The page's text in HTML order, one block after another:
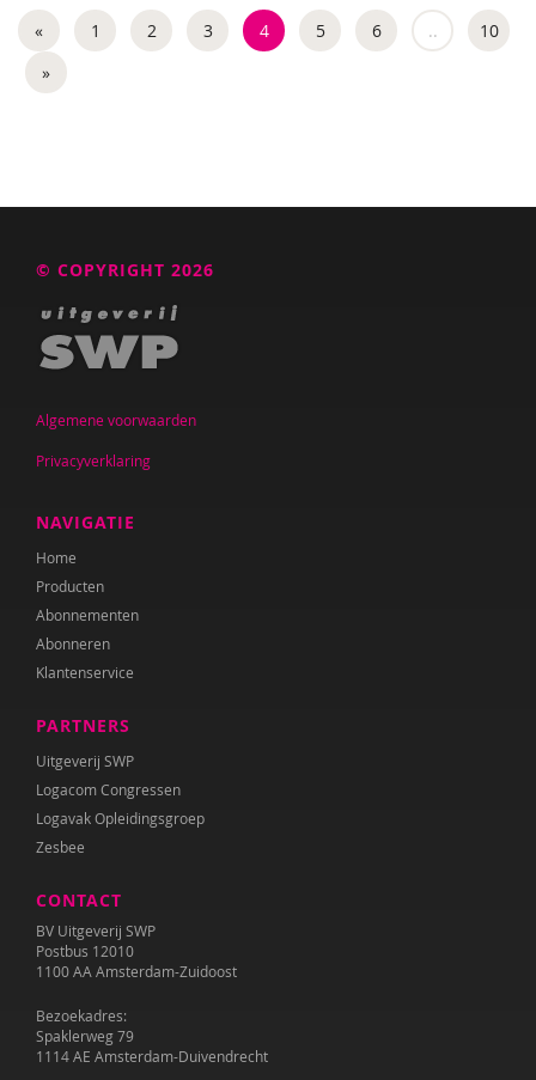
« 1 2 3 4 5 6 ..
10
»
© COPYRIGHT 2026
Algemene voorwaarden
Privacyverklaring
NAVIGATIE
Home
Producten
Abonnementen
Abonneren
Klantenservice
PARTNERS
Uitgeverij SWP
Logacom Congressen
Logavak Opleidingsgroep
Zesbee
CONTACT
BV Uitgeverij SWP
Postbus 12010
1100 AA Amsterdam-Zuidoost
Bezoekadres:
Spaklerweg 79
1114 AE Amsterdam-Duivendrecht